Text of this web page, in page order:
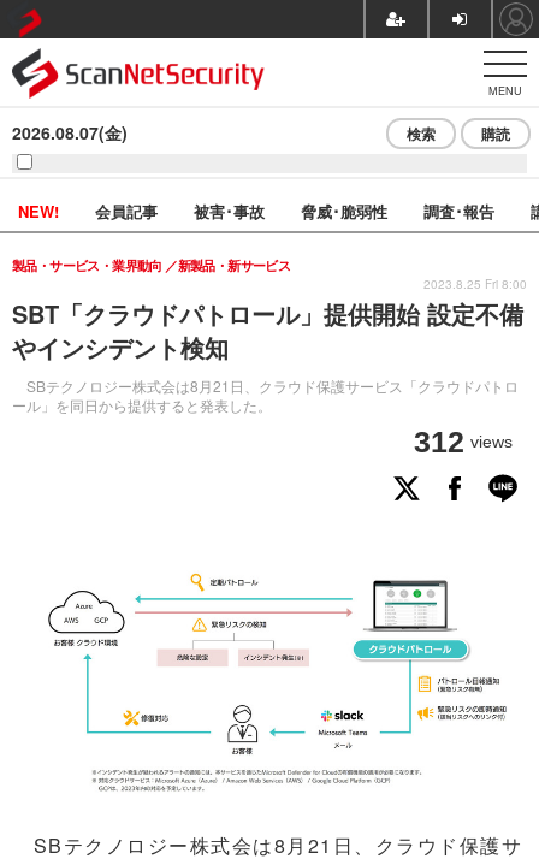
MENU
2026.08.07(金) 検索 購読
NEW! 会員記事 被害･事故 脅威･脆弱性 調査･報告
SBT「クラウドパトロール」提供開始 設定不備
やインシデント検知
SBテクノロジー株式会は8月21日、クラウド保護サービス「クラウドパトロ
ール」を同日から提供すると発表した。
製品・サービス・業界動向 新製品・新サービス
312 views
2023.8.25 Fri 8:00
SBテクノロジー株式会は8月21日、クラウド保護サ